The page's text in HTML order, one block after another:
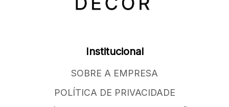
Institucional
SOBRE A EMPRESA
POLÍTICA DE PRIVACIDADE